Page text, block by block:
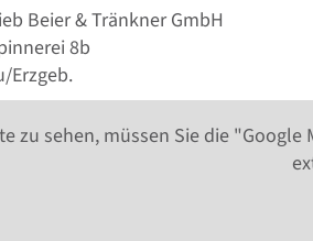
Beier & Tränkner GmbH
8b
Erzgeb.
zu sehen, müssen Sie die